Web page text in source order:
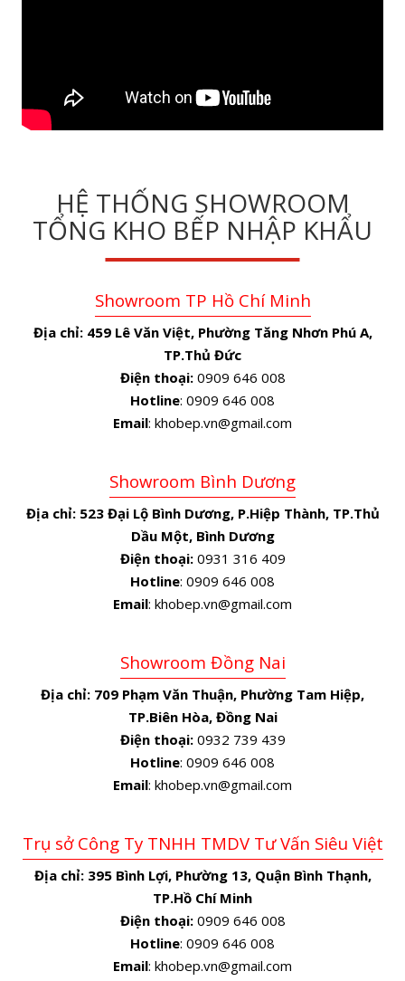
HỆ THỐNG SHOWROOM
TỔNG KHO BẾP NHẬP KHẨU
Showroom TP Hồ Chí Minh
Địa chỉ: 459 Lê Văn Việt, Phường Tăng Nhơn Phú A,
TP.Thủ Đức
Điện thoại:0909 646 008
Hotline: 0909 646 008
Email: khobep.vn@gmail.com
Showroom Bình Dương
Địa chỉ: 523 Đại Lộ Bình Dương, P.Hiệp Thành, TP.Thủ
Dầu Một, Bình Dương
Điện thoại:0931 316 409
Hotline: 0909 646 008
Email: khobep.vn@gmail.com
Showroom Đồng Nai
Địa chỉ: 709 Phạm Văn Thuận, Phường Tam Hiệp,
TP.Biên Hòa, Đồng Nai
Điện thoại:0932 739 439
Hotline: 0909 646 008
Email: khobep.vn@gmail.com
Trụ sở Công Ty TNHH TMDV Tư Vấn Siêu Việt
Địa chỉ: 395 Bình Lợi, Phường 13, Quận Bình Thạnh,
TP.Hồ Chí Minh
Điện thoại:0909 646 008
Hotline: 0909 646 008
Email: khobep.vn@gmail.com